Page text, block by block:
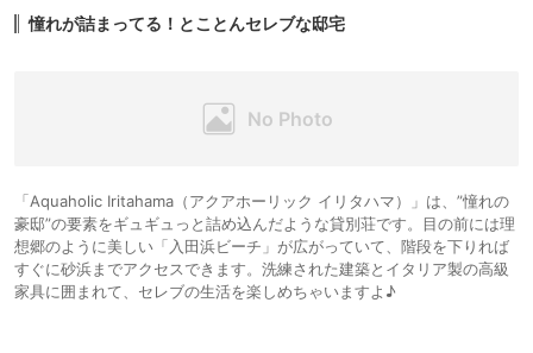
憧れが詰まってる！とことんセレブな邸宅
「Aquaholic Iritahama（アクアホーリック イリタハマ）」は、”憧れの
豪邸”の要素をギュギュっと詰め込んだような貸別荘です。目の前には理
想郷のように美しい「入田浜ビーチ」が広がっていて、階段を下りれば
すぐに砂浜までアクセスできます。洗練された建築とイタリア製の高級
家具に囲まれて、セレブの生活を楽しめちゃいますよ♪